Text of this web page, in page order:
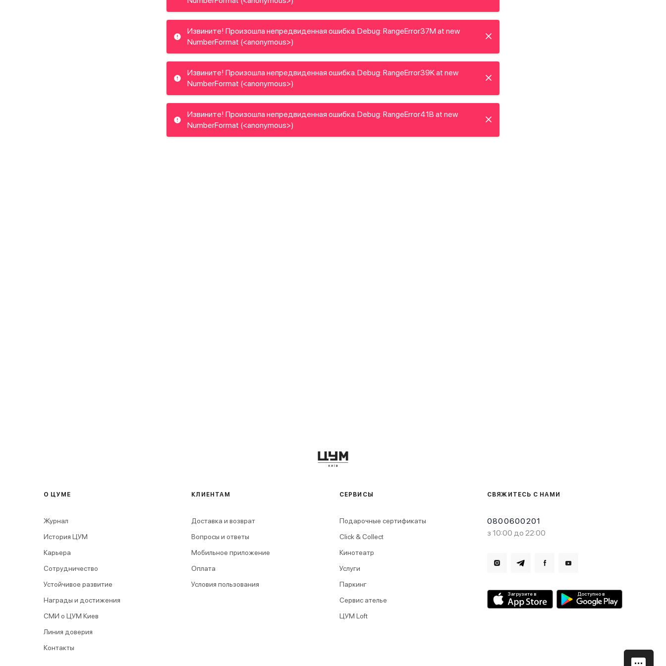
СВЯЖИТЕСЬ С НАМИ
0800600201
з 10:00 до 22:00
Загрузите в Доступно в
О ЦУМЕ
Журнал
История ЦУМ
Карьера
Сотрудничество
Устойчивое развитие
Награды и достижения
СМИ о ЦУМ Киев
Линия доверия
Контакты
КЛИЕНТАМ
Доставка и возврат
Вопросы и ответы
Мобильное приложение
Оплата
Условия пользования
СЕРВИСЫ
Подарочные сертификаты
Click & Collect
Кинотеатр
Услуги
Паркинг
Сервис ателье
ЦУМ Loft
Извините! Произошла непредвиденная ошибка. Debug: RangeError37M at new
NumberFormat (<anonymous>)
Извините! Произошла непредвиденная ошибка. Debug: RangeError39K at new
NumberFormat (<anonymous>)
Извините! Произошла непредвиденная ошибка. Debug: RangeError41B at new
NumberFormat (<anonymous>)